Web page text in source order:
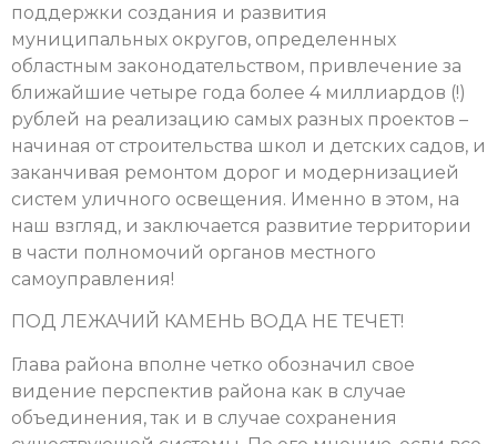
поддержки создания и развития
муниципальных округов, определенных
областным законодательством, привлечение за
ближайшие четыре года более 4 миллиардов (!)
рублей на реализацию самых разных проектов –
начиная от строительства школ и детских садов, и
заканчивая ремонтом дорог и модернизацией
систем уличного освещения. Именно в этом, на
наш взгляд, и заключается развитие территории
в части полномочий органов местного
самоуправления!
ПОД ЛЕЖАЧИЙ КАМЕНЬ ВОДА НЕ ТЕЧЕТ!
Глава района вполне четко обозначил свое
видение перспектив района как в случае
объединения, так и в случае сохранения